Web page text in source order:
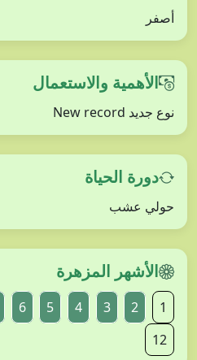
أصفر
الأهمية والاستعمال
نوع جديد New record
دورة الحياة
حولي عشب
الأشهر المزهرة
1
2
3
4
5
6
12